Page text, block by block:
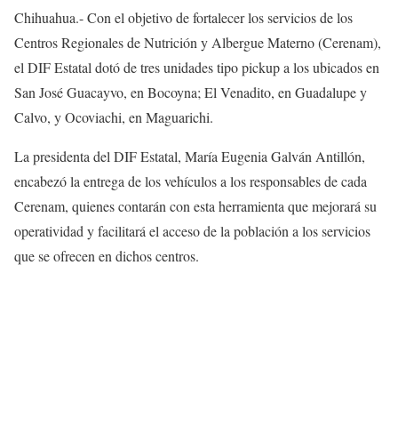
Chihuahua.- Con el objetivo de fortalecer los servicios de los
Centros Regionales de Nutrición y Albergue Materno (Cerenam),
el DIF Estatal dotó de tres unidades tipo pickup a los ubicados en
San José Guacayvo, en Bocoyna; El Venadito, en Guadalupe y
Calvo, y Ocoviachi, en Maguarichi.
La presidenta del DIF Estatal, María Eugenia Galván Antillón,
encabezó la entrega de los vehículos a los responsables de cada
Cerenam, quienes contarán con esta herramienta que mejorará su
operatividad y facilitará el acceso de la población a los servicios
que se ofrecen en dichos centros.